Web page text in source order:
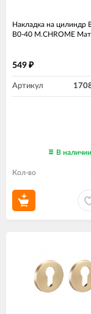
Накладка на цилиндр
B0-40 M.CHROME
549 ₽
Артикул
В наличии
Кол-во